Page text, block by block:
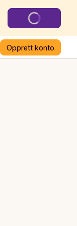
Opprett konto